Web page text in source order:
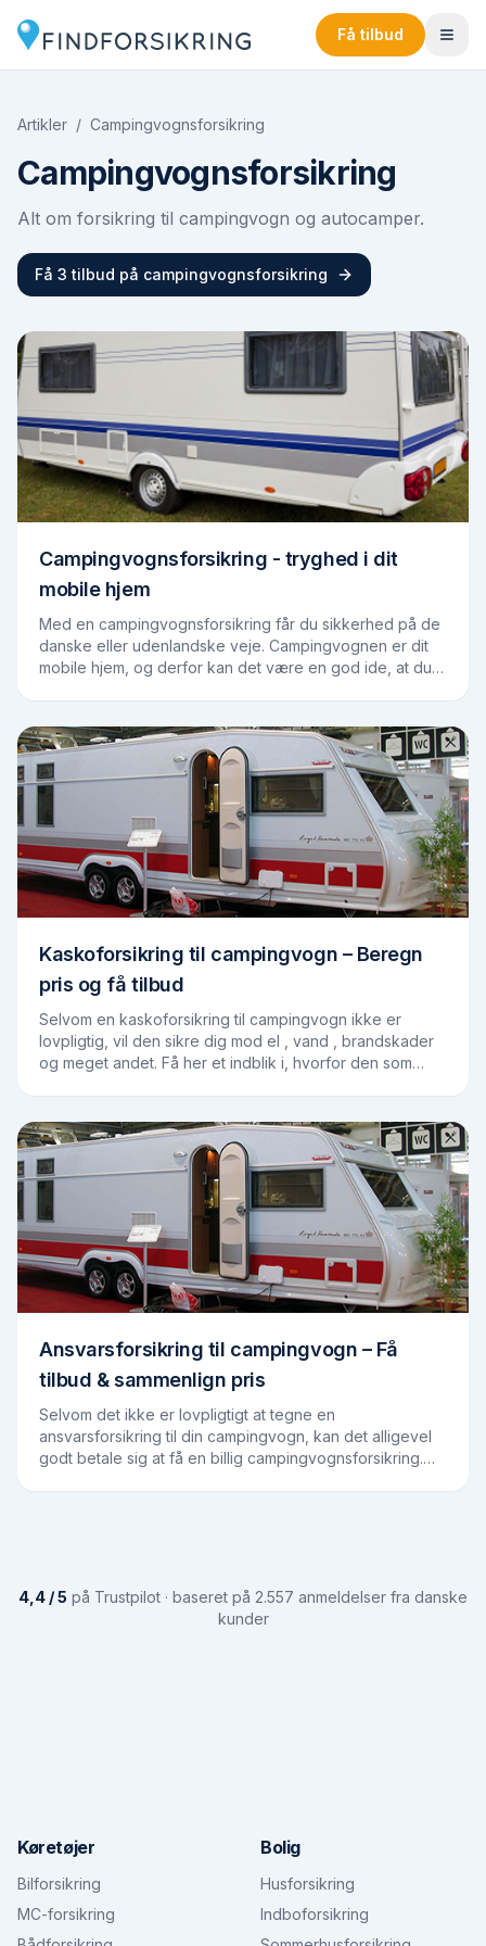
Få tilbud
Artikler / Campingvognsforsikring
Campingvognsforsikring
Alt om forsikring til campingvogn og autocamper.
Få 3 tilbud på campingvognsforsikring
Campingvognsforsikring - tryghed i dit
mobile hjem
Med en campingvognsforsikring får du sikkerhed på de
danske eller udenlandske veje. Campingvognen er dit
mobile hjem, og derfor kan det være en god ide, at du
Kaskoforsikring til campingvogn – Beregn
pris og få tilbud
Selvom en kaskoforsikring til campingvogn ikke er
lovpligtig, vil den sikre dig mod el , vand , brandskader
og meget andet. Få her et indblik i, hvorfor den som
Ansvarsforsikring til campingvogn – Få
tilbud & sammenlign pris
Selvom det ikke er lovpligtigt at tegne en
ansvarsforsikring til din campingvogn, kan det alligevel
godt betale sig at få en billig campingvognsforsikring.
4,4 / 5 på Trustpilot · baseret på 2.557 anmeldelser fra danske
kunder
Køretøjer
Bilforsikring
MC-forsikring
Bolig
Husforsikring
Indboforsikring